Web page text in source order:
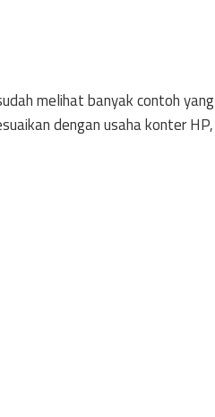
melihat banyak contoh yang
dengan usaha konter HP,